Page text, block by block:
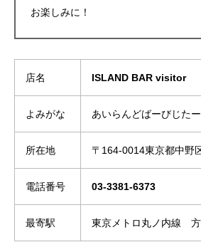
お楽しみに！
店名 ISLAND BAR visitor
よみがな あいらんどばーびじたー
所在地 〒164-0014東京都中野
電話番号 03-3381-6373
最寄駅 東京メトロ丸ノ内線